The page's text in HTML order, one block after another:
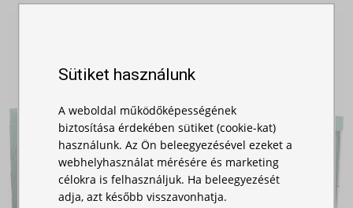
Sütiket használunk
A weboldal működőképességének
biztosítása érdekében sütiket (cookie-kat)
használunk. Az Ön beleegyezésével ezeket a
webhelyhasználat mérésére és marketing
célokra is felhasználjuk. Ha beleegyezését
adja, azt később visszavonhatja.